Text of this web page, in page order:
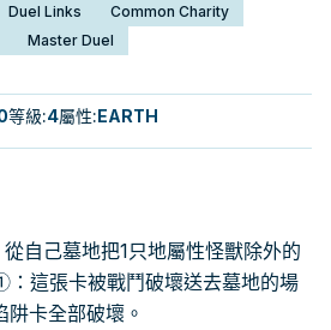
Duel Links
Common Charity
Master Duel
等級:4屬性:EARTH
自己墓地把1只地屬性怪獸除外的
這張卡被戰鬥破壞送去墓地的場
阱卡全部破壞。